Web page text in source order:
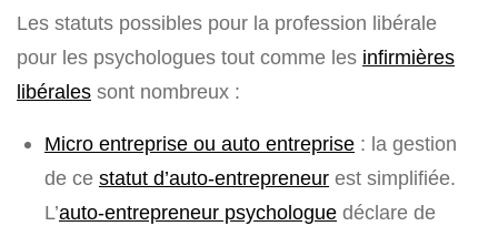
Les statuts possibles pour la profession libérale
pour les psychologues tout comme les infirmières
libérales sont nombreux :
Micro entreprise ou auto entreprise : la gestion
de ce statut d’auto-entrepreneur est simplifiée.
L’auto-entrepreneur psychologue déclare de